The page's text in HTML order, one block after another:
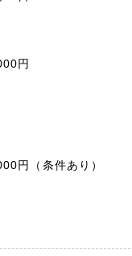
円
円（条件あり）